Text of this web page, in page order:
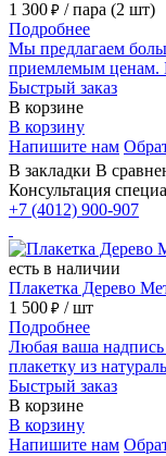
1 300 ₽ / пара (2 шт)
Подробнее
Мы предлагаем
приемлемым ценам.
Быстрый заказ
В корзине
В корзину
Напишите нам
В закладки В
Консультация
+7 (4012) 900-907
есть в наличии
Плакетка Дерево
1 500 ₽ / шт
Подробнее
Любая ваша надпись
плакетку из
Быстрый заказ
В корзине
В корзину
Напишите нам